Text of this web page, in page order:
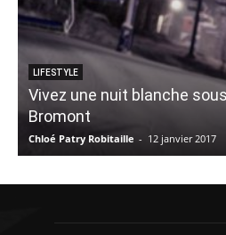
LIFESTYLE
Vivez une nuit blanche
Bromont
Chloé Patry Robitaille - 12 janvier 2017